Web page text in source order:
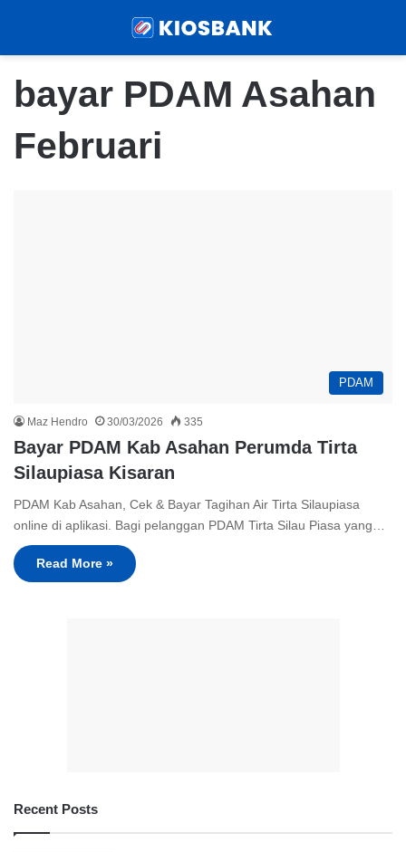
bayar PDAM Asahan
Februari
PDAM
Maz Hendro 30/03/2026 335
Bayar PDAM Kab Asahan Perumda Tirta
Silaupiasa Kisaran
PDAM Kab Asahan, Cek & Bayar Tagihan Air Tirta Silaupiasa
online di aplikasi. Bagi pelanggan PDAM Tirta Silau Piasa yang…
Read More »
Recent Posts